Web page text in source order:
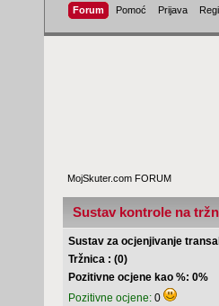
Forum Pomoć Prijava
MojSkuter.com FORUM
Sustav kontrole na
Sustav za ocjenjivanje
Tržnica : (0)
Pozitivne ocjene kao %: 0%
Pozitivne ocjene: 0